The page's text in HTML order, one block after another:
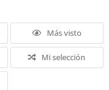
Más visto
Mi selección